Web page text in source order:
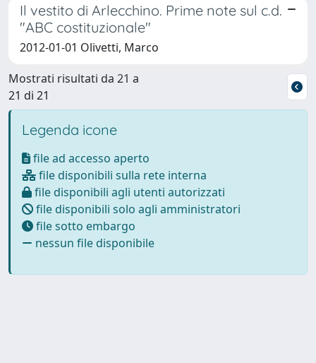
Il vestito di Arlecchino. Prime note sul c.d.
"ABC costituzionale"
2012-01-01 Olivetti, Marco
Mostrati risultati da 21 a
21 di 21
Legenda icone
file ad accesso aperto
file disponibili sulla rete interna
file disponibili agli utenti autorizzati
file disponibili solo agli amministratori
file sotto embargo
nessun file disponibile